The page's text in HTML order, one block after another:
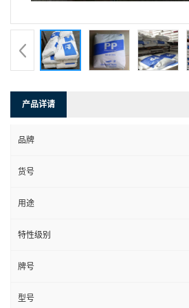
产品详请
品牌
货号
用途
特性级别
牌号
型号